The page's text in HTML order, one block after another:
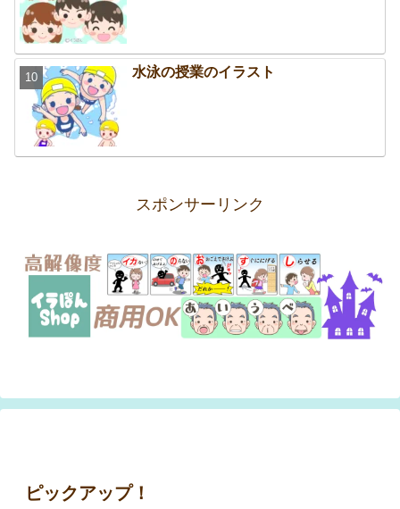
水泳の授業のイラスト
スポンサーリンク
ピックアップ！